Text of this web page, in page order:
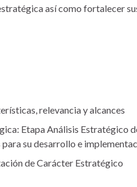
así como fortalecer
relevancia y alcances
Etapa Análisis Estratégico
su desarrollo e
de Carácter Estratégico